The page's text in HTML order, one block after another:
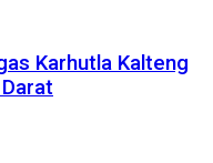
Karhutla Kalteng